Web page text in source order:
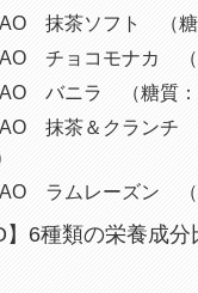
抹茶ソフト （糖
チョコモナカ （
バニラ （糖質：
抹茶＆クランチ
ラムレーズン （
】6種類の栄養成分